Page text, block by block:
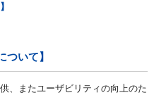
ついて】
、またユーザビリティの向上のた